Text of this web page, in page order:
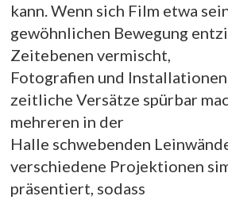
kann. Wenn sich Film etwa
gewöhnlichen Bewegung
Zeitebenen vermischt,
Fotografien und
zeitliche Versätze spürbar
mehreren in der
Halle schwebenden
verschiedene Projektionen
präsentiert, sodass